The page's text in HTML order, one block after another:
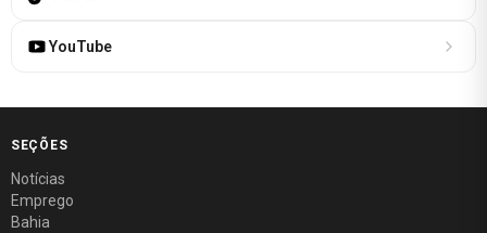
YouTube
SEÇÕES
Notícias
Emprego
Bahia